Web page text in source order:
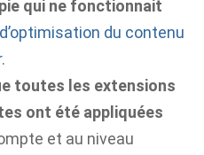
qui ne fonctionnait
d’optimisation du contenu
.
toutes les extensions
ont été appliquées
et au niveau